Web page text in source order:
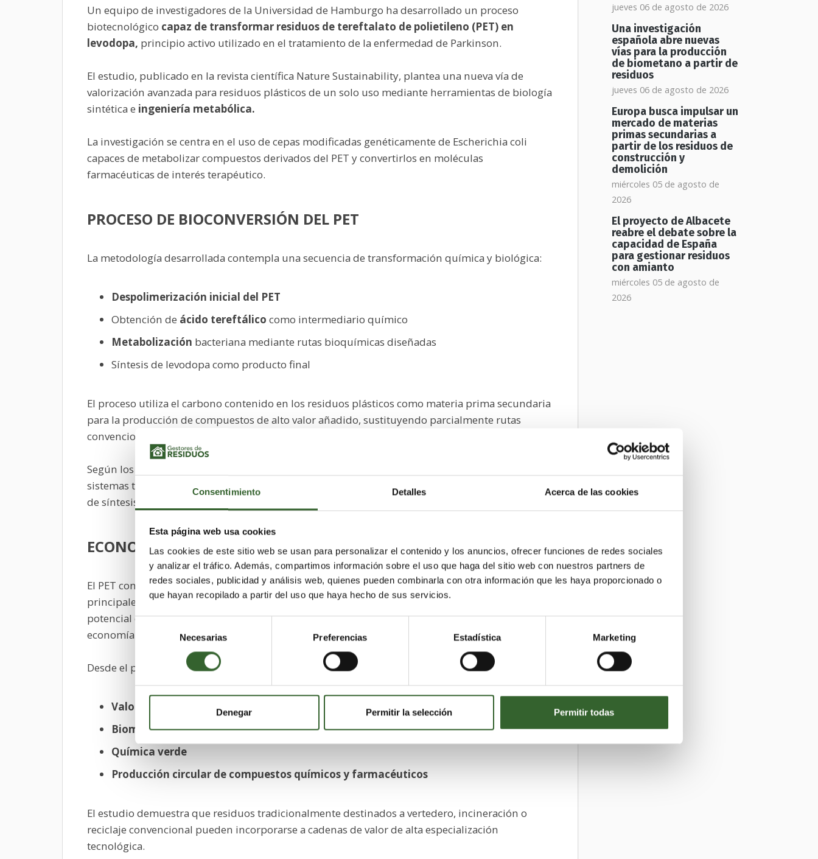
Consentimiento Detalles Acerca de las cookies
Esta página web usa cookies
Las cookies de este sitio web se usan para personalizar el contenido y los anuncios, ofrecer funciones de redes sociales
y analizar el tráfico. Además, compartimos información sobre el uso que haga del sitio web con nuestros partners de
redes sociales, publicidad y análisis web, quienes pueden combinarla con otra información que les haya proporcionado o
que hayan recopilado a partir del uso que haya hecho de sus servicios.
Selección
consentimiento
Necesarias Preferencias Estadística Marketing
Denegar Permitir la selección Permitir todas
Un equipo de investigadores de la Universidad de Hamburgo ha desarrollado un proceso
biotecnológico capaz de transformar residuos de tereftalato de polietileno (PET) en
levodopa, principio activo utilizado en el tratamiento de la enfermedad de Parkinson.
El estudio, publicado en la revista científica Nature Sustainability, plantea una nueva vía de
valorización avanzada para residuos plásticos de un solo uso mediante herramientas de biología
sintética e ingeniería metabólica.
La investigación se centra en el uso de cepas modificadas genéticamente de Escherichia coli
capaces de metabolizar compuestos derivados del PET y convertirlos en moléculas
farmacéuticas de interés terapéutico.
PROCESO DE BIOCONVERSIÓN DEL PET
La metodología desarrollada contempla una secuencia de transformación química y biológica:
Despolimerización inicial del PET
Obtención de ácido tereftálico como intermediario químico
Metabolización bacteriana mediante rutas bioquímicas diseñadas
Síntesis de levodopa como producto final
El proceso utiliza el carbono contenido en los residuos plásticos como materia prima secundaria
para la producción de compuestos de alto valor añadido, sustituyendo parcialmente rutas
convencionales basadas en
Según los investigadores, este enfoque representa un cambio de paradigma respecto a los
sistemas tradicionales de fabricación farmacéutica, caracterizados por una elevada dependencia
de síntesis
ECONOMÍA CIRCULAR Y APROVECHAMIENTO DE CARBONO
El PET constituye uno de los polímeros más utilizados en envases de un solo uso y uno de los
principales flujos de residuos plásticos a escala global. La investigación pone de relieve el
potencial de estos residuos como fuente de carbono reutilizable dentro de modelos de
economía circular avanzada.
Desde el punto de vista técnico, el desarrollo integra principios de:
Valorización material de residuos
Biomanufactura sostenible
Química verde
Producción circular de compuestos químicos y farmacéuticos
El estudio demuestra que residuos tradicionalmente destinados a vertedero, incineración o
reciclaje convencional pueden incorporarse a cadenas de valor de alta especialización
tecnológica.
jueves 06 de agosto de 2026
Una investigación
española abre nuevas
vías para la producción
de biometano a partir de
residuos
jueves 06 de agosto de 2026
Europa busca impulsar un
mercado de materias
primas secundarias a
partir de los residuos de
construcción y
demolición
miércoles 05 de agosto de
2026
El proyecto de Albacete
reabre el debate sobre la
capacidad de España
para gestionar residuos
con amianto
miércoles 05 de agosto de
2026